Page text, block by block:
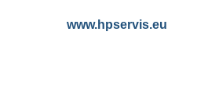
www.hpservis.eu